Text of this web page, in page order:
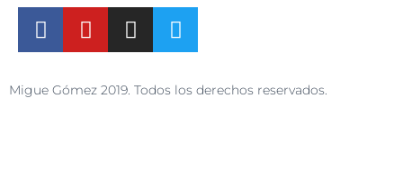
Migue Gómez 2019. Todos los derechos reservados.